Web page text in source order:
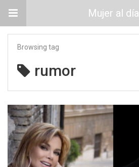
Mujer al día
Browsing tag
rumor